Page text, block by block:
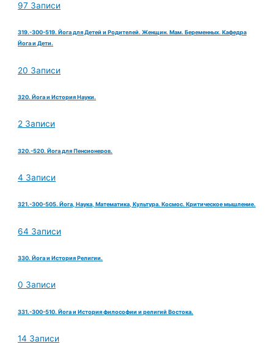
97 Записи
319.-300-519. Йога для Детей и Родителей. Женщин. Мам. Беременных. Кафедра
Йога и Дети.
20 Записи
320. Йога и История Науки.
2 Записи
320.-520. Йога для Пенсионеров.
4 Записи
321.-300-505. Йога, Наука, Математика, Культура. Космос. Критическое мышление.
64 Записи
330. Йога и История Религии.
0 Записи
331.-300-510. Йога и История философии и религий Востока.
14 Записи